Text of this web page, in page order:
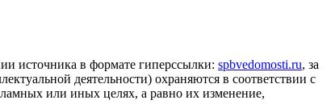
источника в формате гиперссылки: spbvedomosti.ru, за
деятельности) охраняются в соответствии с
или иных целях, а равно их изменение,